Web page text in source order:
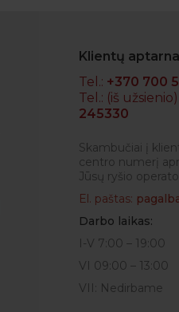
Klientų
Tel.: +370 700
Tel.: (iš užsienio)
245330
Skambučiai į
centro numerį
Jūsų ryšio
El. paštas:
Darbo laikas:
I-V 7:00 – 19:00
VI 09:00 – 13:00
VII: Nedirbame
RENATA